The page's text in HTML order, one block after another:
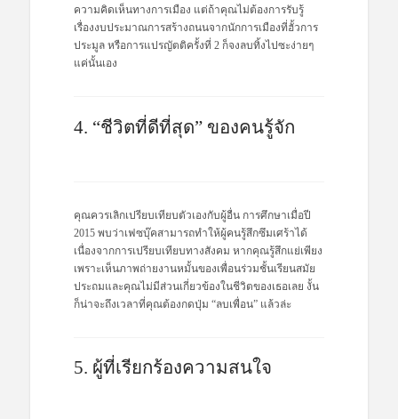
ความคิดเห็นทางการเมือง แต่ถ้าคุณไม่ต้องการรับรู้
เรื่องงบประมาณการสร้างถนนจากนักการเมืองที่ฮั้วการ
ประมูล หรือการแปรญัตติครั้งที่ 2 ก็จงลบทิ้งไปซะง่ายๆ
แค่นั้นเอง
4. “ชีวิตที่ดีที่สุด” ของคนรู้จัก
คุณควรเลิกเปรียบเทียบตัวเองกับผู้อื่น การศึกษาเมื่อปี
2015 พบว่าเฟซบุ๊คสามารถทำให้ผู้คนรู้สึกซึมเศร้าได้
เนื่องจากการเปรียบเทียบทางสังคม หากคุณรู้สึกแย่เพียง
เพราะเห็นภาพถ่ายงานหมั้นของเพื่อนร่วมชั้นเรียนสมัย
ประถมและคุณไม่มีส่วนเกี่ยวข้องในชีวิตของเธอเลย งั้น
ก็น่าจะถึงเวลาที่คุณต้องกดปุ่ม “ลบเพื่อน” แล้วล่ะ
5. ผู้ที่เรียกร้องความสนใจ